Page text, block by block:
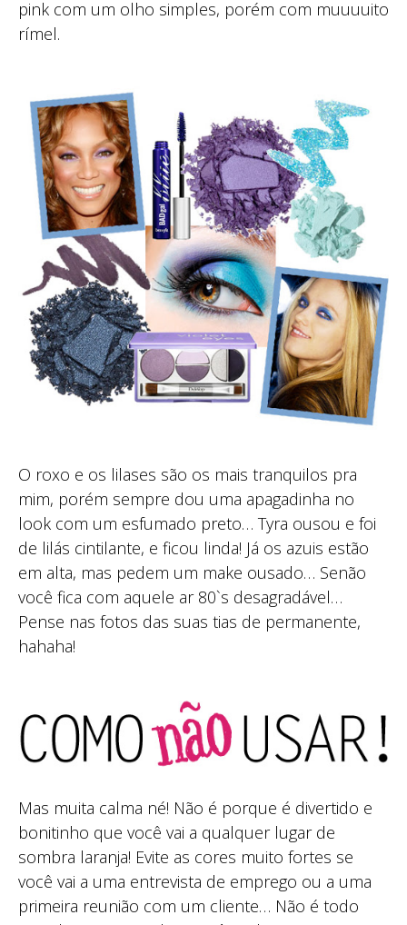
pink com um olho simples, porém com muuuuito
rímel.
O roxo e os lilases são os mais tranquilos pra
mim, porém sempre dou uma apagadinha no
look com um esfumado preto… Tyra ousou e foi
de lilás cintilante, e ficou linda! Já os azuis estão
em alta, mas pedem um make ousado… Senão
você fica com aquele ar 80`s desagradável…
Pense nas fotos das suas tias de permanente,
hahaha!
Mas muita calma né! Não é porque é divertido e
bonitinho que você vai a qualquer lugar de
sombra laranja! Evite as cores muito fortes se
você vai a uma entrevista de emprego ou a uma
primeira reunião com um cliente… Não é todo